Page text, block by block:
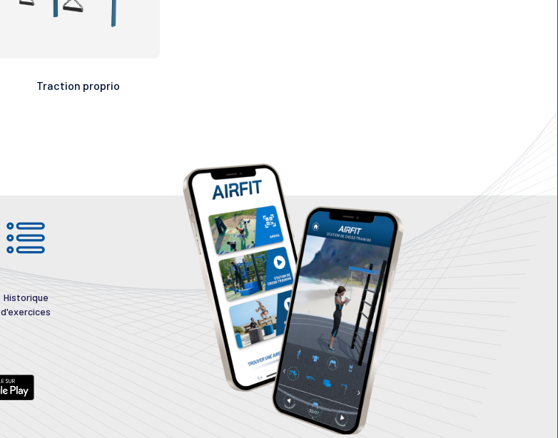
Traction proprio
Historique
d'exercices